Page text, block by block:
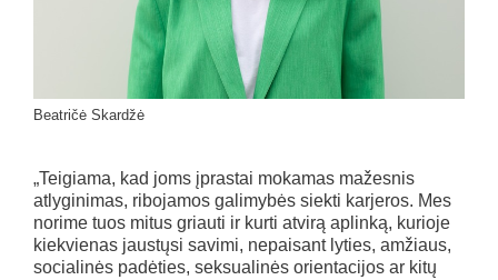
Beatričė Skardžė
„Teigiama, kad joms įprastai mokamas mažesnis
atlyginimas, ribojamos galimybės siekti karjeros. Mes
norime tuos mitus griauti ir kurti atvirą aplinką, kurioje
kiekvienas jaustųsi savimi, nepaisant lyties, amžiaus,
socialinės padėties, seksualinės orientacijos ar kitų